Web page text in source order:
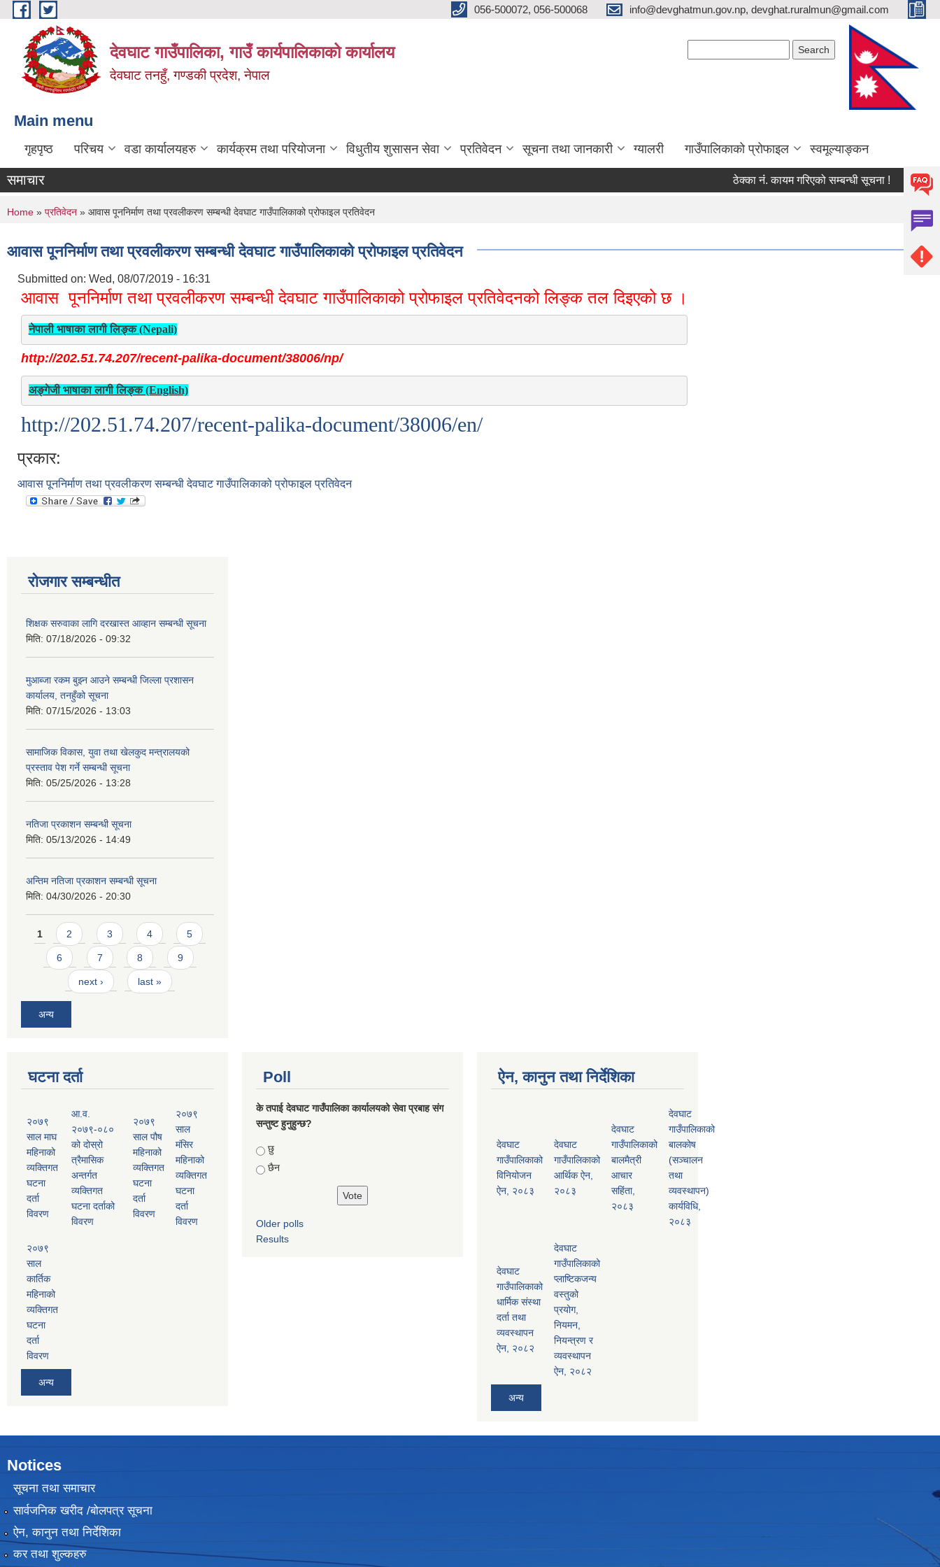
Skip to main content 056-500072, 056-500068 info@devghatmun.gov.np, devghat.ruralmun@gmail.com
देवघाट गाउँपालिका, गाउँ कार्यपालिकाको कार्यालय
देवघाट तनहुँ, गण्डकी प्रदेश, नेपाल
Main menu
गृहपृष्ठ परिचय वडा कार्यालयहरु कार्यक्रम तथा परियोजना विधुतीय शुसासन सेवा प्रतिवेदन सूचना तथा जानकारी ग्यालरी गाउँपालिकाको प्रोफाइल स्वमूल्याङ्कन
समाचार ठेक्का नंं. कायम गरिएको सम्बन्धी सूचना ! जिल्ला
You are here
Home » प्रतिवेदन » आवास पूननिर्माण तथा प्रवलीकरण सम्बन्धी देवघाट गाउँपालिकाको प्रोफाइल प्रतिवेदन
आवास पूननिर्माण तथा प्रवलीकरण सम्बन्धी देवघाट गाउँपालिकाको प्रोफाइल प्रतिवेदन
Submitted on: Wed, 08/07/2019 - 16:31
आवास पूननिर्माण तथा प्रवलीकरण सम्बन्धी देवघाट गाउँपालिकाको प्रोफाइल प्रतिवेदनको लिङ्क तल दिइएको छ ।
नेपाली भाषाका लागी लिङ्क (Nepali)
http://202.51.74.207/recent-palika-document/38006/np/
अङ्गेजी भाषाका लागी लिङ्क (English)
http://202.51.74.207/recent-palika-document/38006/en/
प्रकार:
आवास पूननिर्माण तथा प्रवलीकरण सम्बन्धी देवघाट गाउँपालिकाको प्रोफाइल प्रतिवेदन
रोजगार सम्बन्धीत
शिक्षक सरुवाका लागि दरखास्त आव्हान सम्बन्धी सूचना
मिति: 07/18/2026 - 09:32
मुआब्जा रकम बुझ्न आउने सम्बन्धी जिल्ला प्रशासन
कार्यालय, तनहुँको सूचना
मिति: 07/15/2026 - 13:03
सामाजिक विकास, युवा तथा खेलकुद मन्त्रालयको
प्रस्ताव पेश गर्ने सम्बन्धी सूचना
मिति: 05/25/2026 - 13:28
नतिजा प्रकाशन सम्बन्धी सूचना
मिति: 05/13/2026 - 14:49
अन्तिम नतिजा प्रकाशन सम्बन्धी सूचना
मिति: 04/30/2026 - 20:30
Pages
1 2 3 4 5
6 7 8 9
next › last »
अन्य
घटना दर्ता
२०७९
साल माघ
महिनाको
व्यक्तिगत
घटना
दर्ता
विवरण
आ.व.
२०७९-०८०
को दोस्रो
त्रैमासिक
अन्तर्गत
व्यक्तिगत
घटना दर्ताको
विवरण
२०७९
साल पौष
महिनाको
व्यक्तिगत
घटना
दर्ता
विवरण
२०७९
साल
मंसिर
महिनाको
व्यक्तिगत
घटना
दर्ता
विवरण
२०७९
साल
कार्तिक
महिनाको
व्यक्तिगत
घटना
दर्ता
विवरण
अन्य
Poll
के तपाई देवघाट गाउँपालिका कार्यालयको सेवा प्रबाह संग
सन्तुष्ट हुनुहुन्छ?
Choices
छु
छैन
Older polls
Results
ऐन, कानुन तथा निर्देशिका
देवघाट
गाउँपालिकाको
विनियोजन
ऐन, २०८३
देवघाट
गाउँपालिकाको
आर्थिक ऐन,
२०८३
देवघाट
गाउँपालिकाको
बालमैत्री
आचार
सहिंता,
२०८३
देवघाट
गाउँपालिकाको
बालकोष
(सञ्चालन
तथा
व्यवस्थापन)
कार्यविधि,
२०८३
देवघाट
गाउँपालिकाको
धार्मिक संस्था
दर्ता तथा
व्यवस्थापन
ऐन, २०८२
देवघाट
गाउँपालिकाको
प्लाष्टिकजन्य
वस्तुको
प्रयोग,
नियमन,
नियन्त्रण र
व्यवस्थापन
ऐन, २०८२
अन्य
Notices
सूचना तथा समाचार
सार्वजनिक खरीद /बोलपत्र सूचना
ऐन, कानुन तथा निर्देशिका
कर तथा शुल्कहरु